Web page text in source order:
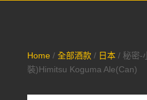
Home/ 全部酒款/ 日本/ 秘密-
裝)Himitsu Koguma Ale(Can)